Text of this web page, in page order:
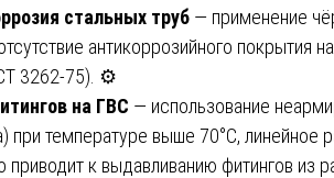
стальных труб — применение
антикоррозийного покрытия
3262-75). ⚙️
на ГВС — использование
при температуре выше 70°C,
приводит к выдавливанию фитингов из